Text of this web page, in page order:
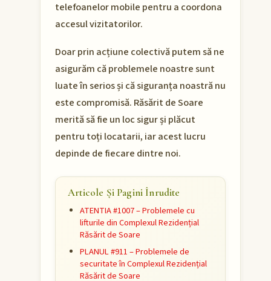
telefoanelor mobile pentru a coordona
accesul vizitatorilor.
Doar prin acțiune colectivă putem să ne
asigurăm că problemele noastre sunt
luate în serios și că siguranța noastră nu
este compromisă. Răsărit de Soare
merită să fie un loc sigur și plăcut
pentru toți locatarii, iar acest lucru
depinde de fiecare dintre noi.
Articole Și Pagini Înrudite
ATENTIA #1007 – Problemele cu
lifturile din Complexul Rezidențial
Răsărit de Soare
PLANUL #911 – Problemele de
securitate în Complexul Rezidențial
Răsărit de Soare